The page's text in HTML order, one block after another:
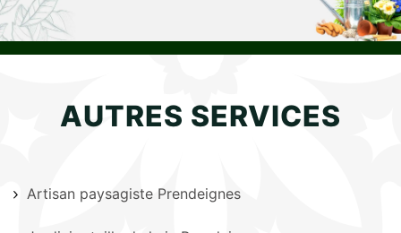
AUTRES SERVICES
Artisan paysagiste Prendeignes